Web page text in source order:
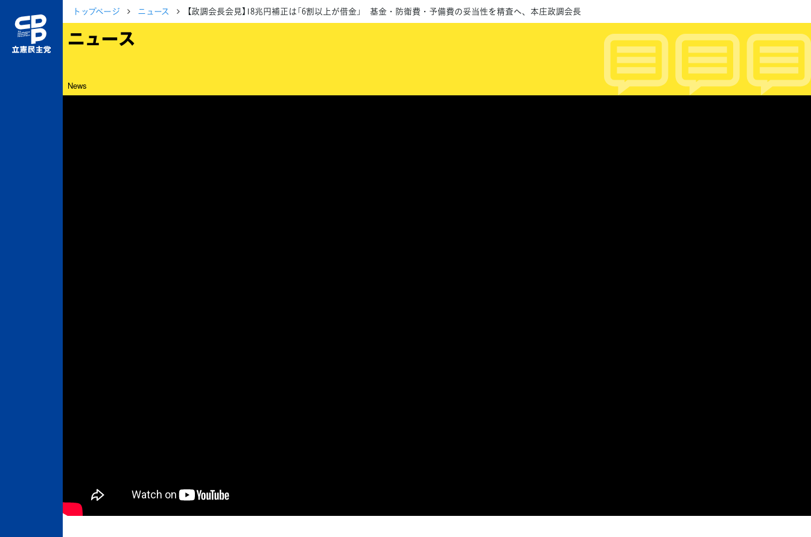
トップページ ニュース 【政調会長会見】18兆円補正は「6割以上が借金」 基金・防衛費・予備費の妥当性を精査へ、本庄政調会長
ニュース
News